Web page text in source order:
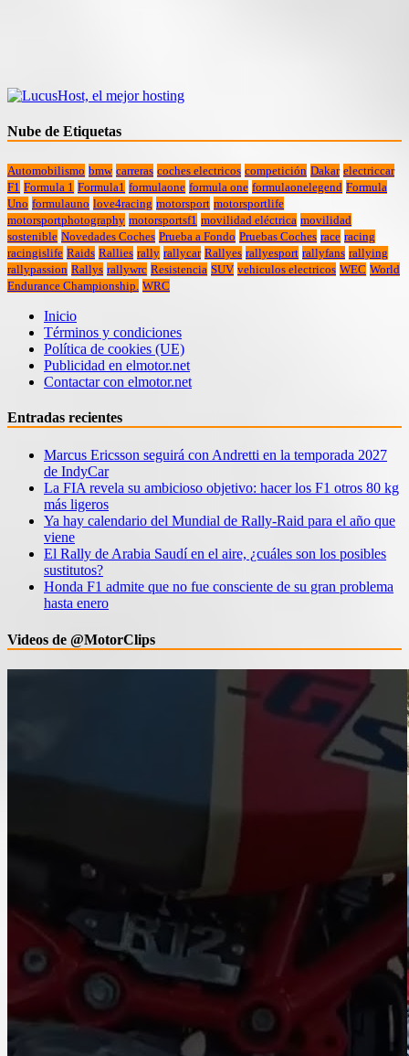
Nube de Etiquetas
Automobilismo bmw carreras coches electricos competición Dakar electriccar
F1 Formula 1 Formula1 formulaone formula one formulaonelegend Formula
Uno formulauno love4racing motorsport motorsportlife
motorsportphotography motorsportsf1 movilidad eléctrica movilidad
sostenible Novedades Coches Prueba a Fondo Pruebas Coches race racing
racingislife Raids Rallies rally rallycar Rallyes rallyesport rallyfans rallying
rallypassion Rallys rallywrc Resistencia SUV vehiculos electricos WEC World
Endurance Championship. WRC
Inicio
Términos y condiciones
Política de cookies (UE)
Publicidad en elmotor.net
Contactar con elmotor.net
Entradas recientes
Marcus Ericsson seguirá con Andretti en la temporada 2027
de IndyCar
La FIA revela su ambicioso objetivo: hacer los F1 otros 80 kg
más ligeros
Ya hay calendario del Mundial de Rally-Raid para el año que
viene
El Rally de Arabia Saudí en el aire, ¿cuáles son los posibles
sustitutos?
Honda F1 admite que no fue consciente de su gran problema
hasta enero
Videos de @MotorClips